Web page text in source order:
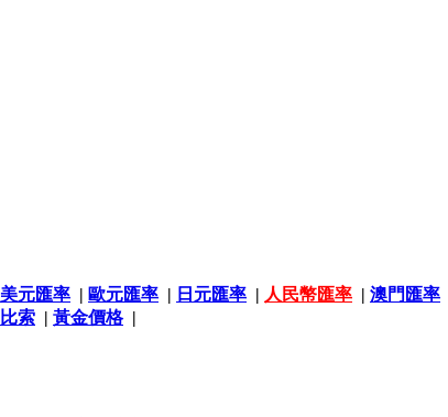
美元匯率 | 歐元匯率 | 日元匯率 | 人民幣匯率 | 澳門匯率
比索 | 黃金價格|